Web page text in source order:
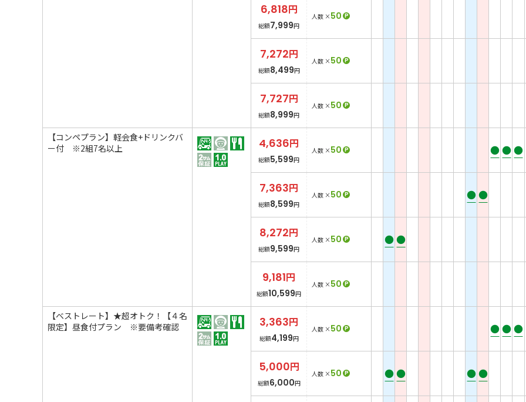
6,818円
総額7,999円
人数 × 50 P
7,272円
総額8,499円
人数 × 50 P
7,727円
総額8,999円
人数 × 50 P
【コンペプラン】軽会食+ドリンクバ
ー付 ※2組7名以上
4,636円
総額5,599円
人数 × 50 P ●●●
7,363円
総額8,599円
人数 × 50 P ●●
8,272円
総額9,599円
人数 × 50 P ●●
9,181円
総額10,599円
人数 × 50 P
【ベストレート】★超オトク！【４名
限定】昼食付プラン ※要備考確認
3,363円
総額4,199円
人数 × 50 P ●●●
5,000円
総額6,000円
人数 × 50 P ●● ●●